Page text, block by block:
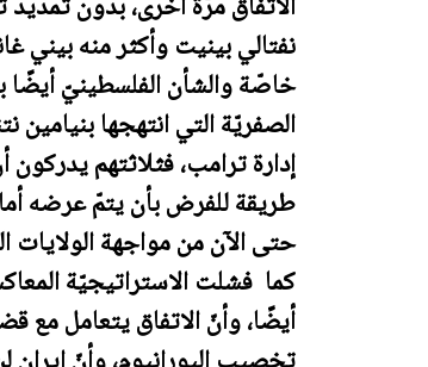
نفتالي بينيت وأكثر منه بيني
خاصّة والشأن الفلسطينيّ أيضًا
الصفريّة التي انتهجها بنيامين
إدارة ترامب، فثلاثتهم
طريقة للفرض بأن يتمّ عرضه
حتى الآن من مواجهة الولايات
كما فشلت الاستراتيجيّة